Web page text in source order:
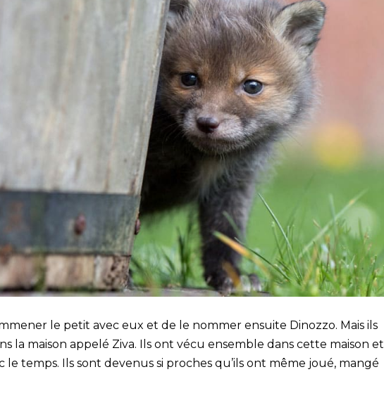
le petit avec eux et de le nommer ensuite Dinozzo. Mais ils
la maison appelé Ziva. Ils ont vécu ensemble dans cette maison et
le temps. Ils sont devenus si proches qu’ils ont même joué, mangé